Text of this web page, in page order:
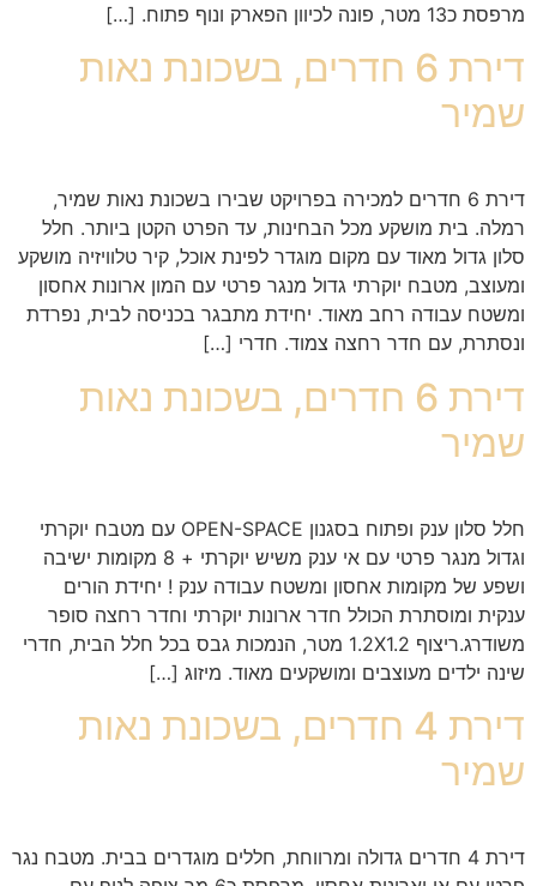
מרפסת כ13 מטר, פונה לכיוון הפארק ונוף פתוח. […]
דירת 6 חדרים, בשכונת נאות
שמיר
דירת 6 חדרים למכירה בפרויקט שבירו בשכונת נאות שמיר,
רמלה. בית מושקע מכל הבחינות, עד הפרט הקטן ביותר. חלל
סלון גדול מאוד עם מקום מוגדר לפינת אוכל, קיר טלוויזיה מושקע
ומעוצב, מטבח יוקרתי גדול מנגר פרטי עם המון ארונות אחסון
ומשטח עבודה רחב מאוד. יחידת מתבגר בכניסה לבית, נפרדת
ונסתרת, עם חדר רחצה צמוד. חדרי […]
דירת 6 חדרים, בשכונת נאות
שמיר
חלל סלון ענק ופתוח בסגנון OPEN-SPACE עם מטבח יוקרתי
וגדול מנגר פרטי עם אי ענק משיש יוקרתי + 8 מקומות ישיבה
ושפע של מקומות אחסון ומשטח עבודה ענק ! יחידת הורים
ענקית ומוסתרת הכולל חדר ארונות יוקרתי וחדר רחצה סופר
משודרג.ריצוף 1.2X1.2 מטר, הנמכות גבס בכל חלל הבית, חדרי
שינה ילדים מעוצבים ומושקעים מאוד. מיזוג […]
דירת 4 חדרים, בשכונת נאות
שמיר
דירת 4 חדרים גדולה ומרווחת, חללים מוגדרים בבית. מטבח נגר